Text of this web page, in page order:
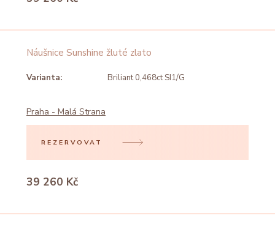
Náušnice Sunshine žluté zlato
Varianta: Briliant 0,468ct SI1/G
Praha - Malá Strana
REZERVOVAT
39 260 Kč